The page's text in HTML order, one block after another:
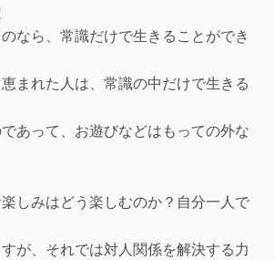
なら、常識だけで生きることができ
まれた人は、常識の中だけで生きる
あって、お遊びなどはもっての外な
楽しみはどう楽しむのか？自分一人で
が、それでは対人関係を解決する力